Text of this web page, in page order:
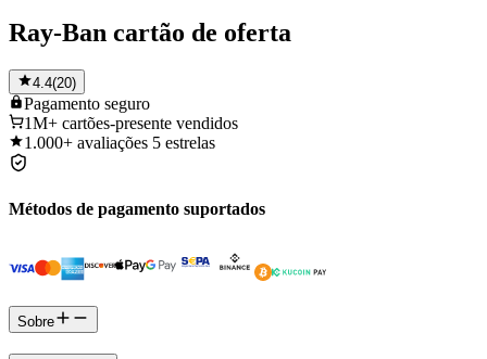
Ray-Ban cartão de oferta
4.4(20)
Pagamento seguro
1M+ cartões-presente vendidos
1.000+ avaliações 5 estrelas
Métodos de pagamento suportados
Sobre